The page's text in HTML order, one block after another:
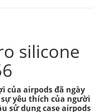
silicone
của airpods đã ngày
yêu thích của người
sử dụng case airpods